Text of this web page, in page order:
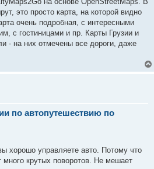
это просто карта, на которой видно
очень подробная, с интересными
с гостиницами и пр. Карты Грузии и
- на них отмечены все дороги, даже
по автопутешествию по
хорошо управляете авто. Потому что
много крутых поворотов. Не мешает